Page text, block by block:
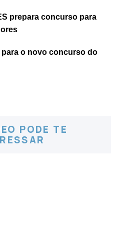
prepara concurso para
o novo concurso do
PODE TE